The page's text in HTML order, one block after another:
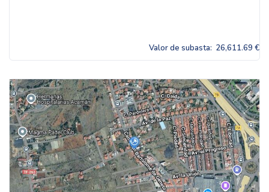
Valor de subasta: 26,611.69 €